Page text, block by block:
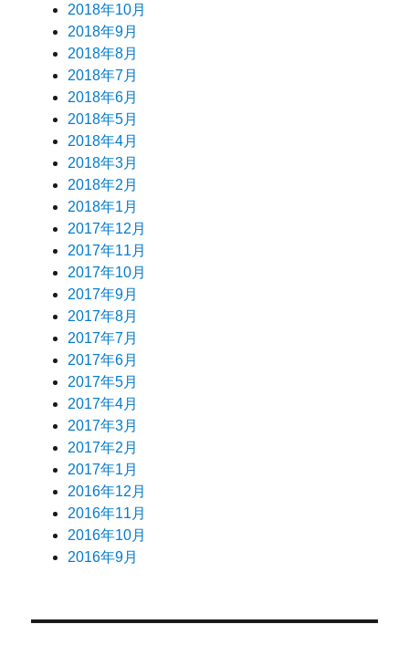
2018年10月
2018年9月
2018年8月
2018年7月
2018年6月
2018年5月
2018年4月
2018年3月
2018年2月
2018年1月
2017年12月
2017年11月
2017年10月
2017年9月
2017年8月
2017年7月
2017年6月
2017年5月
2017年4月
2017年3月
2017年2月
2017年1月
2016年12月
2016年11月
2016年10月
2016年9月